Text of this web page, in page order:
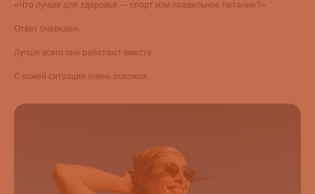
«Что лучше для здоровья — спорт или правильное питание?»
Ответ очевиден.
Лучше всего они работают вместе.
С кожей ситуация очень похожая.